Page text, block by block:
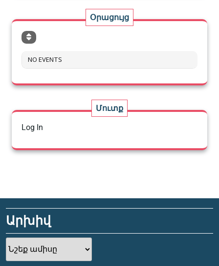
Օրացույց
NO EVENTS
Մուտք
Log In
Արխիվ